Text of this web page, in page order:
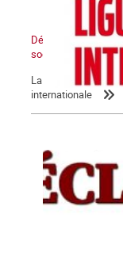
Déclaration de la
socialiste renaîtra
La Commune
internationale